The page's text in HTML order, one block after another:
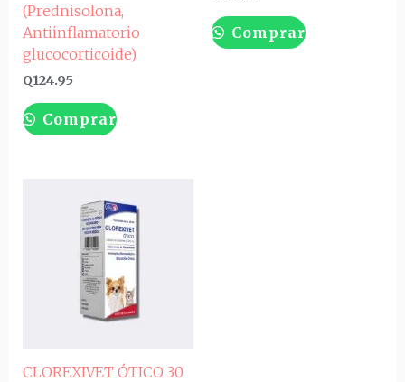
(Prednisolona,
Antiinflamatorio
glucocorticoide)
Q124.95
Comprar
Comprar
CLOREXIVET ÓTICO 30